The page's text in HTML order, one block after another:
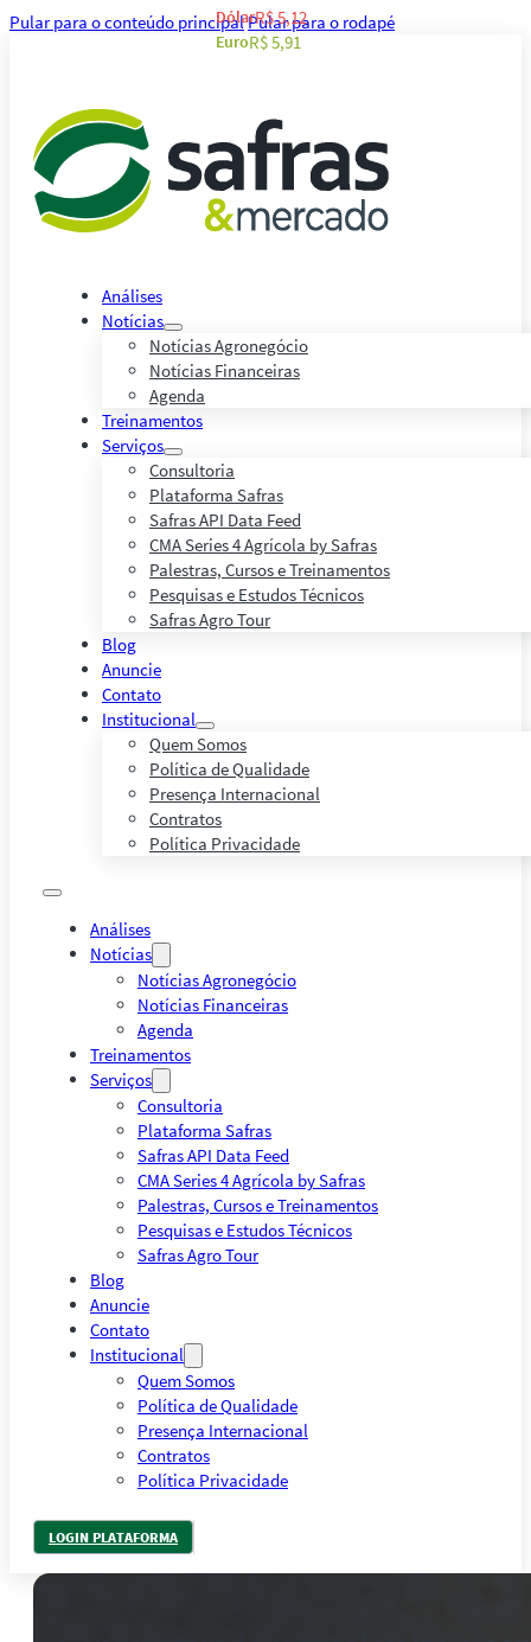
Pular para o conteúdo principalPular para o rodapé
Análises
Notícias
Notícias Agronegócio
Notícias Financeiras
Agenda
Treinamentos
Serviços
Consultoria
Plataforma Safras
Safras API Data Feed
CMA Series 4 Agrícola by Safras
Palestras, Cursos e Treinamentos
Pesquisas e Estudos Técnicos
Safras Agro Tour
Blog
Anuncie
Contato
Institucional
Quem Somos
Política de Qualidade
Presença Internacional
Contratos
Política Privacidade
Análises
Notícias
Notícias Agronegócio
Notícias Financeiras
Agenda
Treinamentos
Serviços
Consultoria
Plataforma Safras
Safras API Data Feed
CMA Series 4 Agrícola by Safras
Palestras, Cursos e Treinamentos
Pesquisas e Estudos Técnicos
Safras Agro Tour
Blog
Anuncie
Contato
Institucional
Quem Somos
Política de Qualidade
Presença Internacional
Contratos
Política Privacidade
LOGIN PLATAFORMA
DólarR$ 5,12
EuroR$ 5,91